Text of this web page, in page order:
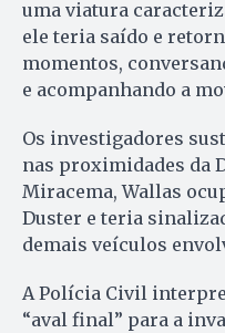
uma viatura
ele teria saído e
momentos,
e acompanhando a
Os investigadores
nas proximidades da
Miracema, Wallas
Duster e teria
demais veículos
A Polícia Civil
“aval final” para a